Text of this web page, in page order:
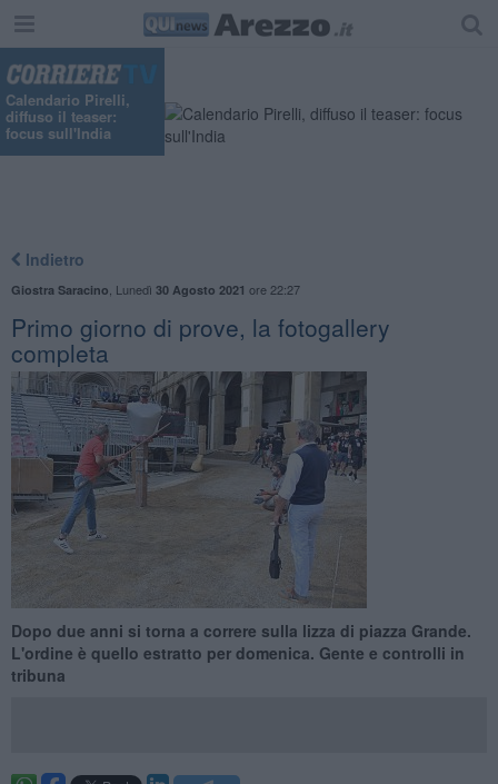
Calendario Pirelli,
diffuso il teaser:
focus sull'India
Indietro
Giostra Saracino Lunedì 30 Agosto 2021 ore 22:27
Primo giorno di prove, la fotogallery
completa
Dopo due anni si torna a correre sulla lizza di piazza Grande.
L'ordine è quello estratto per domenica. Gente e controlli in
tribuna